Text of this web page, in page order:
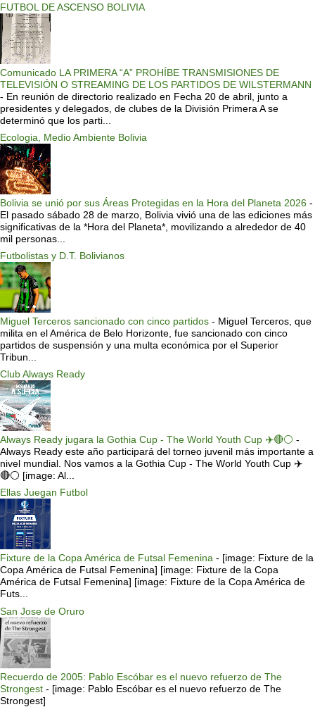
FUTBOL DE ASCENSO BOLIVIA
Comunicado LA PRIMERA “A” PROHÍBE TRANSMISIONES DE
TELEVISIÓN O STREAMING DE LOS PARTIDOS DE WILSTERMANN
- En reunión de directorio realizado en Fecha 20 de abril, junto a
presidentes y delegados, de clubes de la División Primera A se
determinó que los parti...
Ecologia, Medio Ambiente Bolivia
Bolivia se unió por sus Áreas Protegidas en la Hora del Planeta 2026 -
El pasado sábado 28 de marzo, Bolivia vivió una de las ediciones más
significativas de la *Hora del Planeta*, movilizando a alrededor de 40
mil personas...
Futbolistas y D.T. Bolivianos
Miguel Terceros sancionado con cinco partidos - Miguel Terceros, que
milita en el América de Belo Horizonte, fue sancionado con cinco
partidos de suspensión y una multa económica por el Superior
Tribun...
Club Always Ready
Always Ready jugara la Gothia Cup - The World Youth Cup ✈️🔴⚪️ -
Always Ready este año participará del torneo juvenil más importante a
nivel mundial. Nos vamos a la Gothia Cup - The World Youth Cup ✈️
🔴⚪️ [image: Al...
Ellas Juegan Futbol
Fixture de la Copa América de Futsal Femenina - [image: Fixture de la
Copa América de Futsal Femenina] [image: Fixture de la Copa
América de Futsal Femenina] [image: Fixture de la Copa América de
Futs...
San Jose de Oruro
Recuerdo de 2005: Pablo Escóbar es el nuevo refuerzo de The
Strongest - [image: Pablo Escóbar es el nuevo refuerzo de The
Strongest]